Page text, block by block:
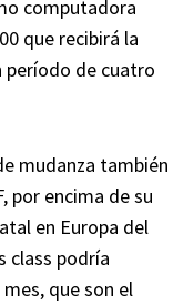
computadora
que recibirá la
período de cuatro
mudanza también
por encima de su
en Europa del
class podría
que son el